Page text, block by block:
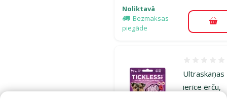
Noliktavā
Bezmaksas
piegāde
Ultraskaņas
ierīce ērču,